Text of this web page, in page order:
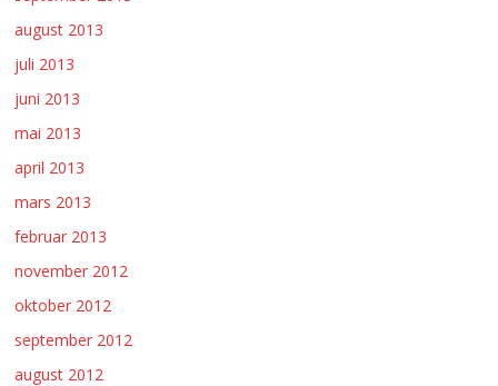
august 2013
juli 2013
juni 2013
mai 2013
april 2013
mars 2013
februar 2013
november 2012
oktober 2012
september 2012
august 2012